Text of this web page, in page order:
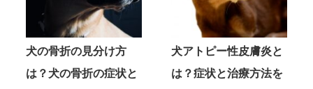
犬の骨折の見分け方
は？犬の骨折の症状と
犬アトピー性皮膚炎と
は？症状と治療方法を